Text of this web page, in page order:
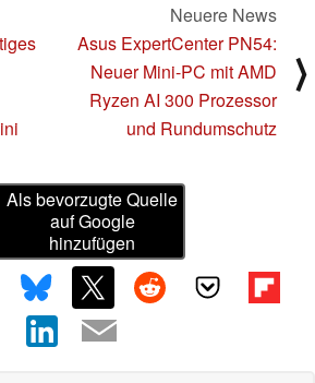
Neuere News
Asus ExpertCenter PN54:
Neuer Mini-PC mit AMD
Ryzen AI 300 Prozessor
und Rundumschutz
⟩
Als bevorzugte Quelle
auf Google
hinzufügen